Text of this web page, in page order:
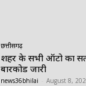
छत्तीसगढ़
शहर के सभी ऑटो का
बारकोड जारी
news36bhilai August 8,